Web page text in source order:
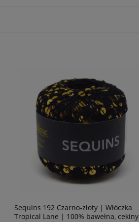
Sequins 192 Czarno-złoty | Włóczka
Tropical Lane | 100% bawełna, cekiny